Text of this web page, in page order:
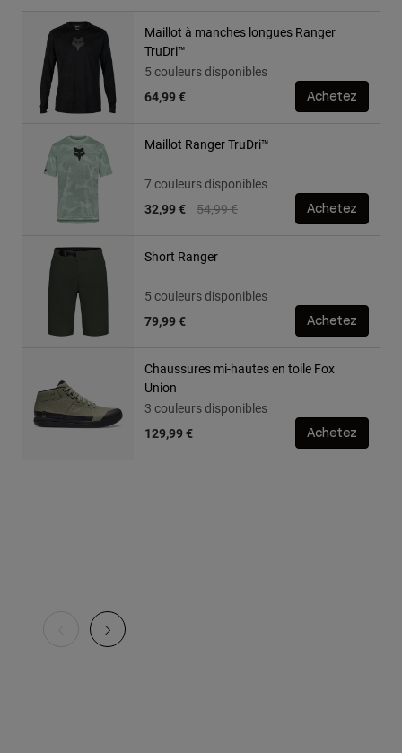
Maillot à manches longues Ranger
TruDri™
5 couleurs disponibles
64,99 €
Achetez
Maillot Ranger TruDri™
7 couleurs disponibles
Price reduced from
54,99 €to
32,99 € Achetez
Short Ranger
5 couleurs disponibles
79,99 €
Achetez
Chaussures mi-hautes en toile Fox
Union
3 couleurs disponibles
129,99 €
Achetez